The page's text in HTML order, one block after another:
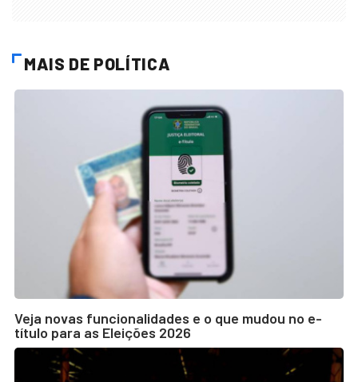
MAIS DE POLÍTICA
Veja novas funcionalidades e o que mudou no e-
título para as Eleições 2026